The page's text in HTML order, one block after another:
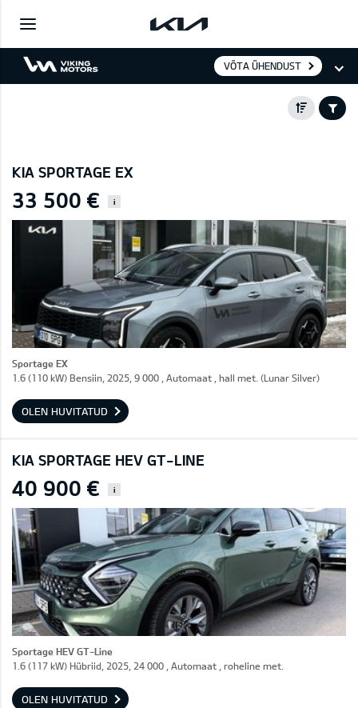
VÕTA ÜHENDUST
KIA SPORTAGE EX
33 500 € i
Sportage EX
1.6 (110 kW) Bensiin, 2025, 9 000 , Automaat , hall met. (Lunar Silver)
OLEN HUVITATUD
KIA SPORTAGE HEV GT-LINE
40 900 € i
Sportage HEV GT-Line
1.6 (117 kW) Hübriid, 2025, 24 000 , Automaat , roheline met.
OLEN HUVITATUD